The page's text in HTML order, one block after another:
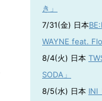
き」
7/31(金) 日本
WAYNE feat.
8/4(火) 日本
SODA」
8/5(水) 日本 INI